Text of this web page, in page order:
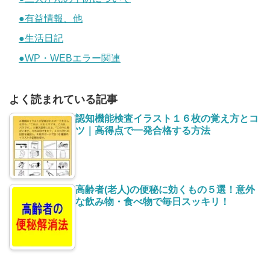
●有益情報、他
●生活日記
●WP・WEBエラー関連
よく読まれている記事
認知機能検査イラスト１６枚の覚え方とコ
ツ｜高得点で一発合格する方法
高齢者(老人)の便秘に効くもの５選！意外
な飲み物・食べ物で毎日スッキリ！